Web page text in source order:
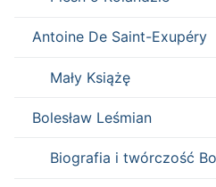
Antoine De Saint-Exupéry
Mały Książę
Bolesław Leśmian
Biografia i twórczość